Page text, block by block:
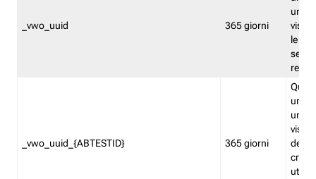
_vwo_uuid 365 giorni
le
_vwo_uuid_{ABTESTID} 365 giorni
un
del